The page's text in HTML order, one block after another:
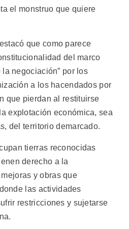
el monstruo que quiere
que como parece
del marco
negociación” por los
a los hacendados por
que pierdan al restituirse
explotación económica, sea
del territorio demarcado.
tierras reconocidas
derecho a la
y obras que
las actividades
restricciones y sujetarse